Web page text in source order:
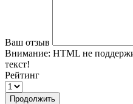
Ваш отзыв
Внимание: HTML не
текст!
Рейтинг
Продолжить